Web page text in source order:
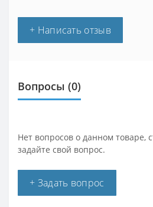
+ Написать отзыв
Вопросы (0)
Нет вопросов о данном товаре,
задайте свой вопрос.
+ Задать вопрос